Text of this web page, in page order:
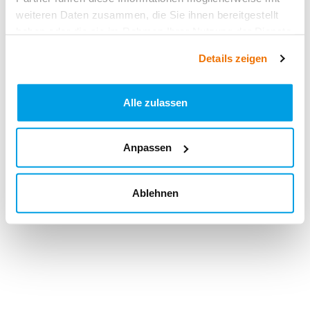
weiteren Daten zusammen, die Sie ihnen bereitgestellt
Details zeigen
Alle zulassen
Anpassen
Ablehnen